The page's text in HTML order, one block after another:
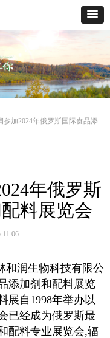
年俄罗斯
料展览会
和润生物科技有限公
添加剂和配料展览
展自 1998年举办以
已经成为俄罗斯最
配料专业展览会,辐
11:06
参加2024年俄罗斯国际食品添